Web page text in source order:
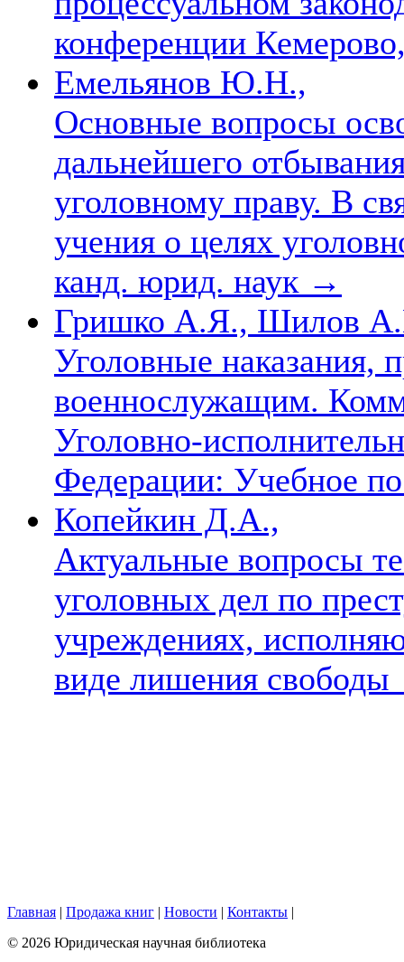
конференции
Емельянов Ю.Н.,
Основные вопросы
дальнейшего
уголовному праву. В
учения о целях
канд. юрид. наук →
Гришко А.Я., Шилов
Уголовные наказания,
военнослужащим.
Уголовно-
Федерации: Учебное
Копейкин Д.А.,
Актуальные вопросы
уголовных дел по
учреждениях,
виде лишения свободы
Главная | Продажа книг | Новости | Контакты |
© 2026 Юридическая научная библиотека